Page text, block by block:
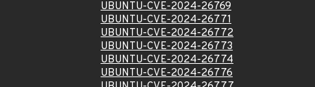
UBUNTU-CVE-2024-26769
UBUNTU-CVE-2024-26771
UBUNTU-CVE-2024-26772
UBUNTU-CVE-2024-26773
UBUNTU-CVE-2024-26774
UBUNTU-CVE-2024-26776